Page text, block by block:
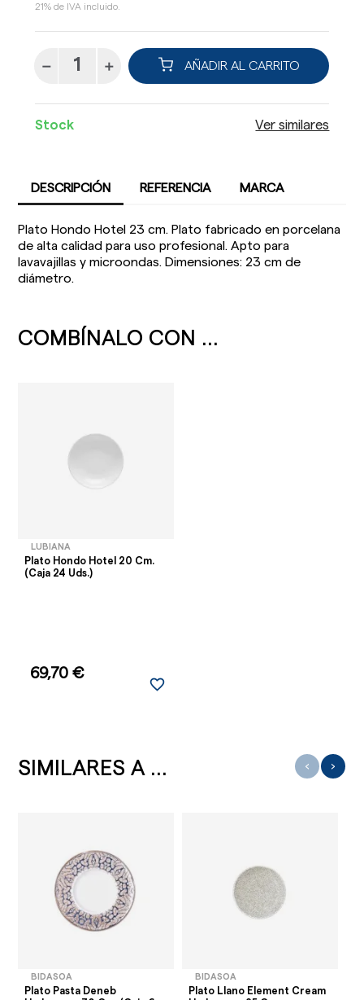
21% de IVA incluido.
AÑADIR AL CARRITO
Stock Ver similares
DESCRIPCIÓN REFERENCIA MARCA
Plato Hondo Hotel 23 cm. Plato fabricado en porcelana
de alta calidad para uso profesional. Apto para
lavavajillas y microondas. Dimensiones: 23 cm de
diámetro.
COMBÍNALO CON ...
LUBIANA
Plato Hondo Hotel 20 Cm.
(Caja 24 Uds.)
69,70 €
favorite_border
SIMILARES A ...
BIDASOA
Plato Pasta Deneb
BIDASOA
Plato Llano Element Cream
‹ ›